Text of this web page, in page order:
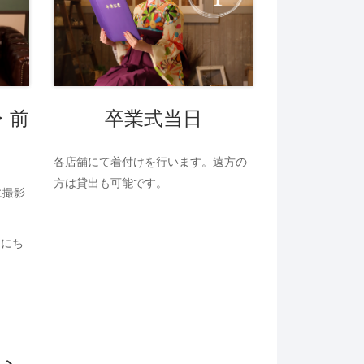
前
影
ち
卒業式当日
各店舗にて着付けを行います。遠方の
方は貸出も可能です。